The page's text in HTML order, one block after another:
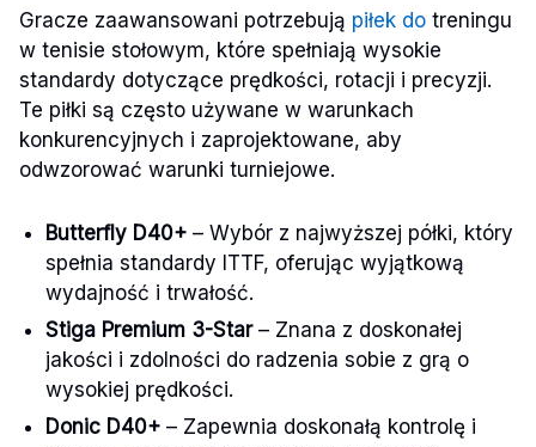
Gracze zaawansowani potrzebują piłek do treningu
w tenisie stołowym, które spełniają wysokie
standardy dotyczące prędkości, rotacji i precyzji.
Te piłki są często używane w warunkach
konkurencyjnych i zaprojektowane, aby
odwzorować warunki turniejowe.
Butterfly D40+ – Wybór z najwyższej półki, który
spełnia standardy ITTF, oferując wyjątkową
wydajność i trwałość.
Stiga Premium 3-Star– Znana z doskonałej
jakości i zdolności do radzenia sobie z grą o
wysokiej prędkości.
Donic D40+ – Zapewnia doskonałą kontrolę i